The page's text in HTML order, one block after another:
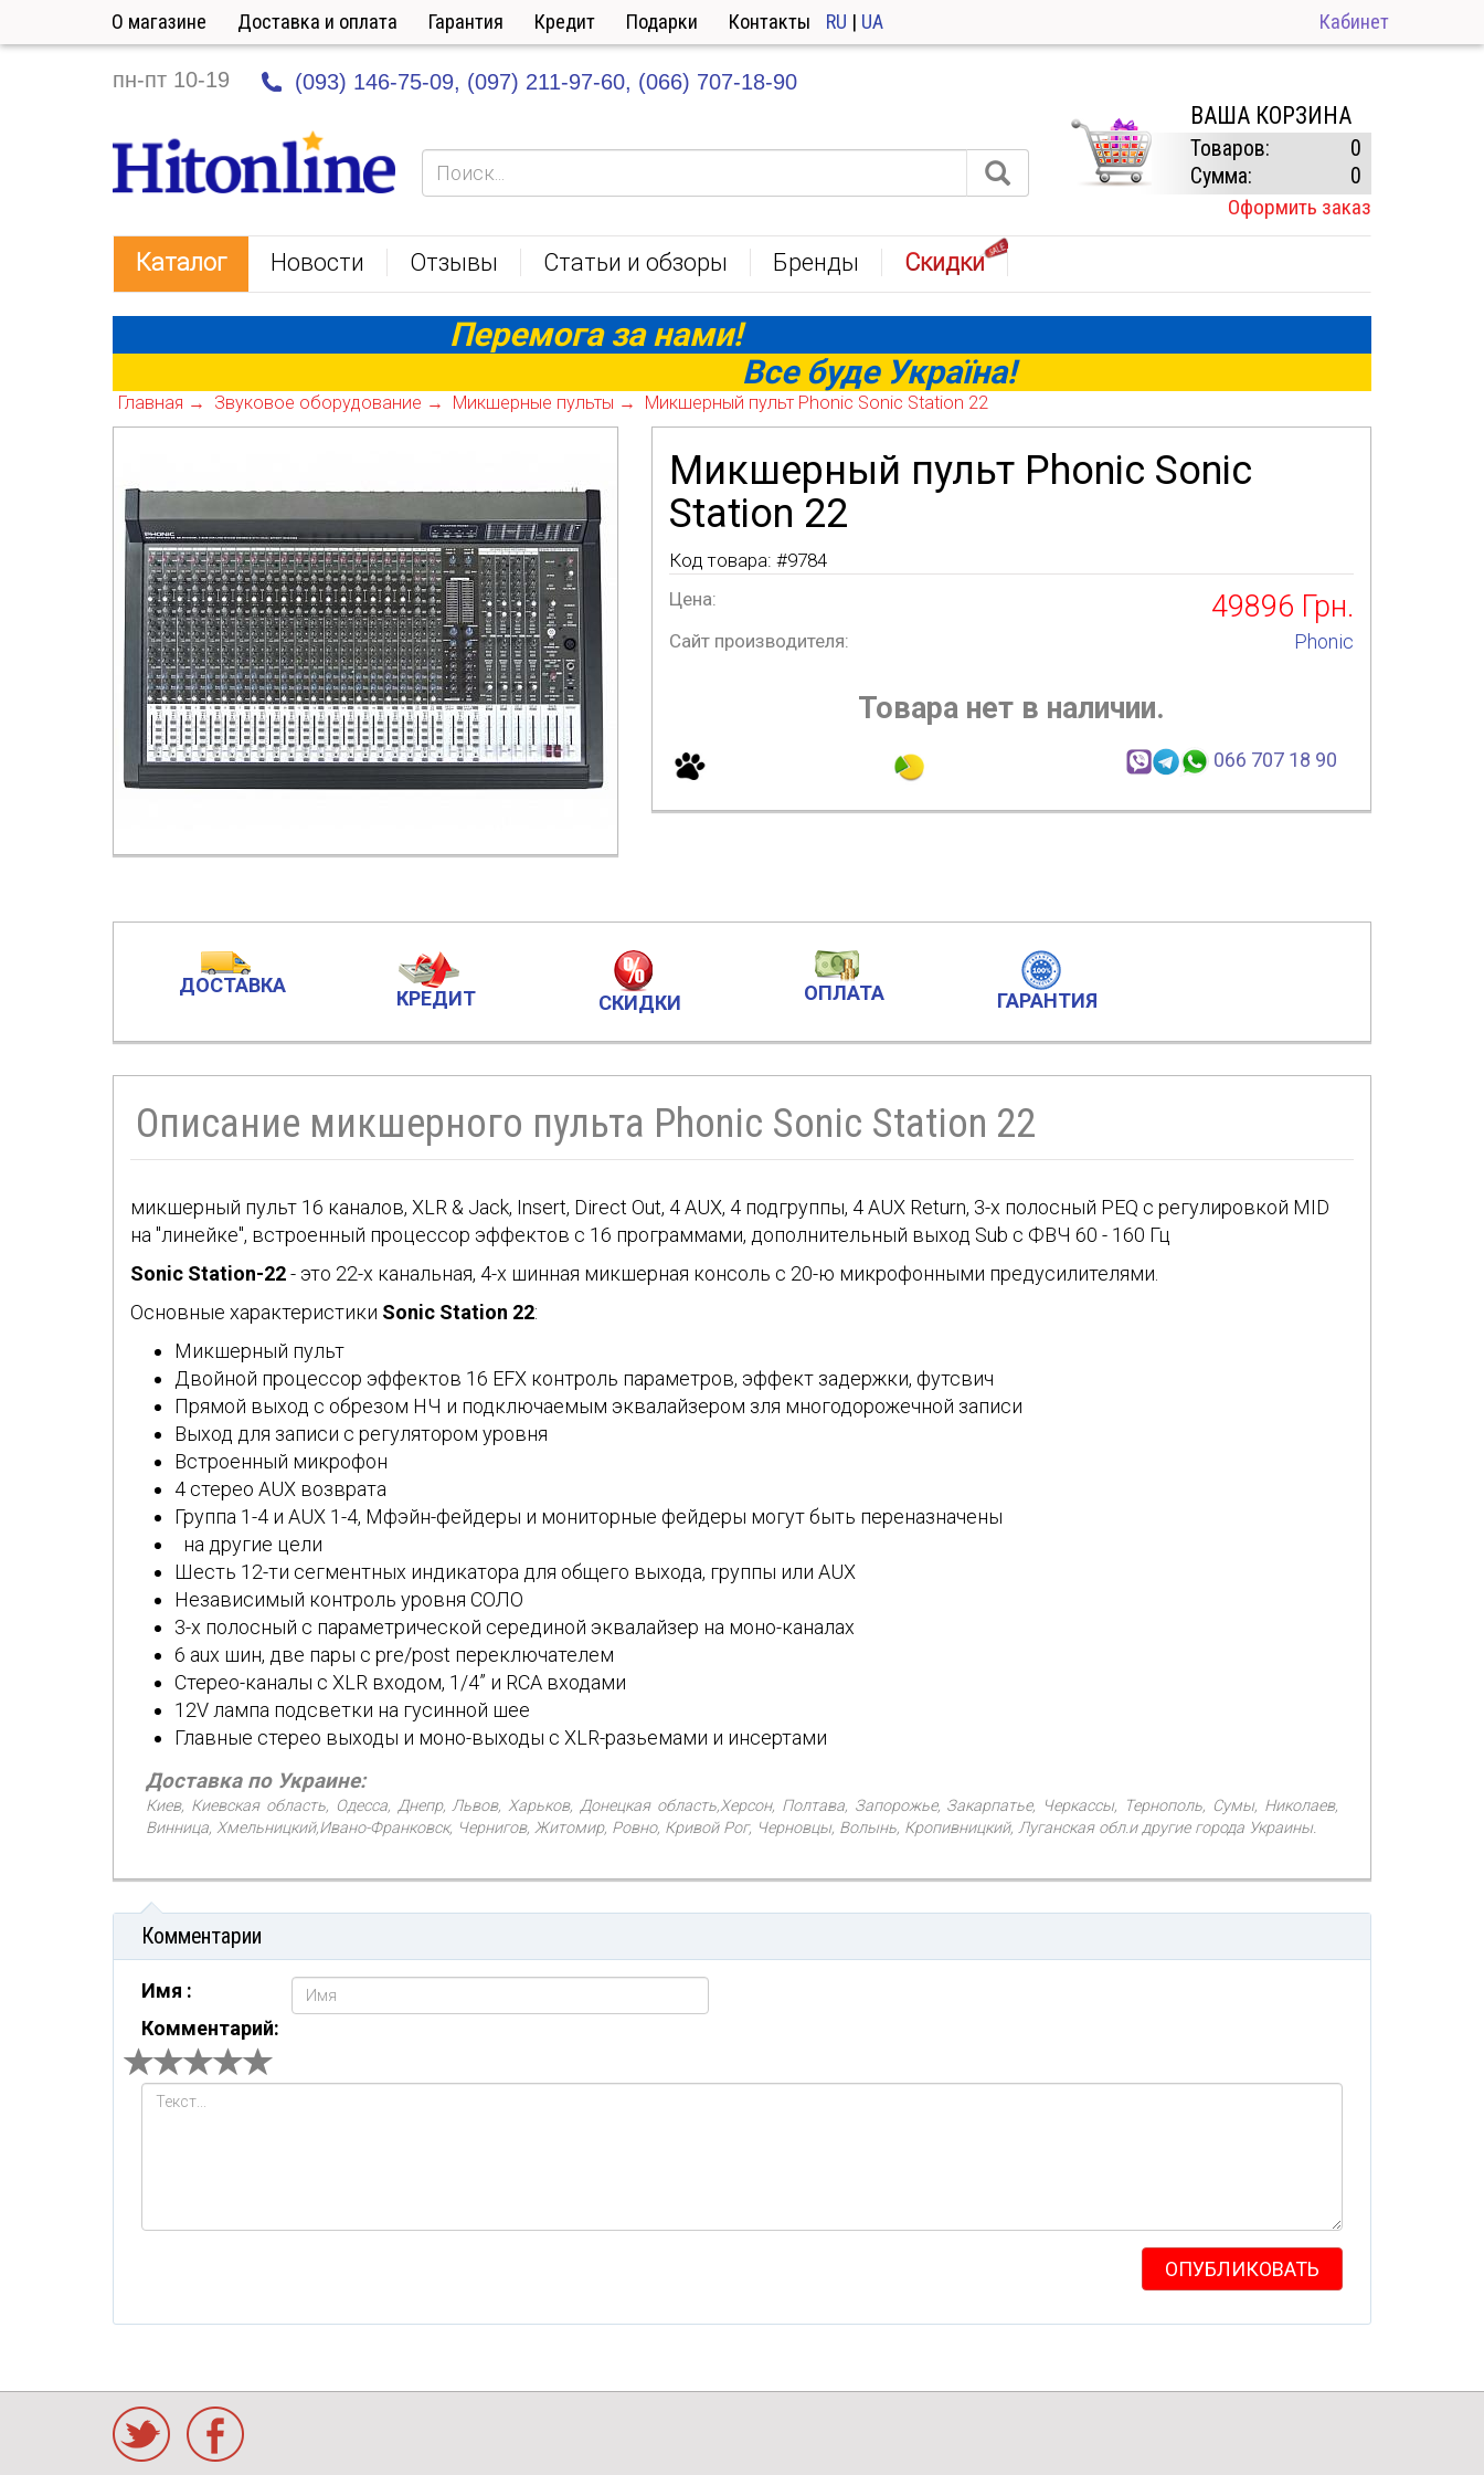
О магазине Доставка и оплата Гарантия Кредит Подарки Контакты RU | UA Кабинет
пн-пт 10-19 (093) 146-75-09, (097) 211-97-60, (066) 707-18-90
HitOnline
ВАША КОРЗИНА
Товаров:
0
Сумма:
0
Оформить заказ
Каталог Новости Отзывы Статьи и обзоры Бренды Скидки
Перемога за нами!
Все буде Україна!
Главная Звуковое оборудование Микшерные пульты Микшерный пульт Phonic Sonic Station 22
Микшерный пульт Phonic Sonic
Station 22
Код товара: #9784
Цена:
49896 Грн.
Сайт производителя: Phonic
Товара нет в наличии.
066 707 18 90
ДОСТАВКА
КРЕДИТ СКИДКИ ОПЛАТА ГАРАНТИЯ
Описание микшерного пульта Phonic Sonic Station 22
микшерный пульт 16 каналов, XLR & Jack, Insert, Direct Out, 4 AUX, 4 подгруппы, 4 AUX Return, 3-х полосный PEQ с регулировкой MID
на "линейке", встроенный процессор эффектов с 16 программами, дополнительный выход Sub с ФВЧ 60 - 160 Гц
Sonic Station-22- это 22-х канальная, 4-х шинная микшерная консоль с 20-ю микрофонными предусилителями.
Основные характеристики Sonic Station 22:
Микшерный пульт
Двойной процессор эффектов 16 EFX контроль параметров, эффект задержки, футсвич
Прямой выход с обрезом НЧ и подключаемым эквалайзером зля многодорожечной записи
Выход для записи с регулятором уровня
Встроенный микрофон
4 стерео AUX возврата
Группа 1-4 и AUX 1-4, Мфэйн-фейдеры и мониторные фейдеры могут быть переназначены
на другие цели
Шесть 12-ти сегментных индикатора для общего выхода, группы или AUX
Независимый контроль уровня СОЛО
3-х полосный с параметрической серединой эквалайзер на моно-каналах
6 aux шин, две пары с pre/post переключателем
Стерео-каналы с XLR входом, 1/4” и RCA входами
12V лампа подсветки на гусинной шее
Главные стерео выходы и моно-выходы с XLR-разьемами и инсертами
Доставка по Украине:
Киев, Киевская область, Одесса, Днепр, Львов, Харьков, Донецкая область,Херсон, Полтава, Запорожье, Закарпатье, Черкассы, Тернополь, Сумы, Николаев,
Винница, Хмельницкий,Ивано-Франковск, Чернигов, Житомир, Ровно, Кривой Рог, Черновцы, Волынь, Кропивницкий, Луганская обл.и другие города Украины.
Комментарии
Имя :
Комментарий:
ОПУБЛИКОВАТЬ
Facebook